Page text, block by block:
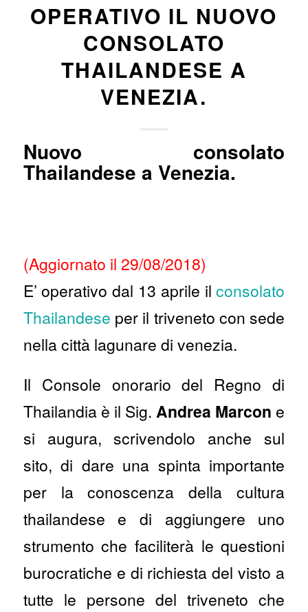
OPERATIVO IL NUOVO
CONSOLATO
THAILANDESE A
VENEZIA.
Nuovo consolato
Thailandese a Venezia.
(Aggiornato il 29/08/2018)
E’ operativo dal 13 aprile ilconsolato
Thailandese per il triveneto con sede
nella città lagunare di venezia.
Il Console onorario del Regno di
Thailandia è il Sig.Andrea Marcon e
si augura, scrivendolo anche sul
sito, di dare una spinta importante
per la conoscenza della cultura
thailandese e di aggiungere uno
strumento che faciliterà le questioni
burocratiche e di richiesta del visto a
tutte le persone del triveneto che